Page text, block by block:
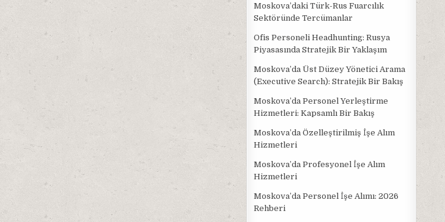
Moskova’daki Türk-Rus Fuarcılık
Sektöründe Tercümanlar
Ofis Personeli Headhunting: Rusya
Piyasasında Stratejik Bir Yaklaşım
Moskova’da Üst Düzey Yönetici Arama
(Executive Search): Stratejik Bir Bakış
Moskova’da Personel Yerleştirme
Hizmetleri: Kapsamlı Bir Bakış
Moskova’da Özelleştirilmiş İşe Alım
Hizmetleri
Moskova’da Profesyonel İşe Alım
Hizmetleri
Moskova’da Personel İşe Alımı: 2026
Rehberi